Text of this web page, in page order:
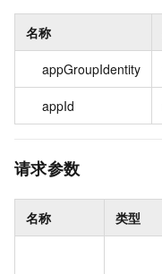
名称
appGroupIdentity
appId
请求参数
名称 类型